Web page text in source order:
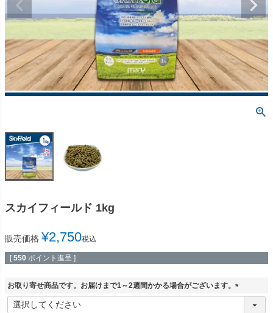
スカイフィールド 1kg
販売価格 ¥2,750税込
[ 550 ポイント進呈 ]
お取り寄せ商品です。お届けまで1～2週間かかる場合がございます。
(